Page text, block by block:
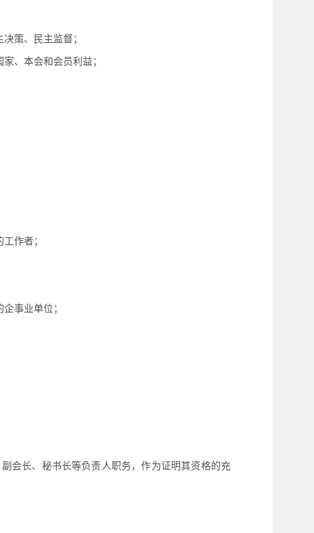
策、民主监督；
、本会和会员利益；
作者；
事业单位；
会长、秘书长等负责人职务，作为证明其资格的充